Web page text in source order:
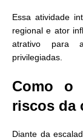
Essa atividade
regional e ator
atrativo para
privilegiadas.
Como o
riscos da
Diante da